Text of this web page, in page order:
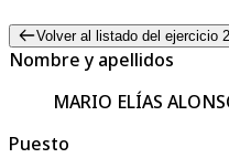
Volver al listado del ejercicio
Nombre y apellidos
MARIO ELÍAS
Puesto